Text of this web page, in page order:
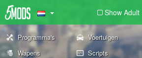
Show Adult
Programma's Voertuigen
Wapens
Scripts